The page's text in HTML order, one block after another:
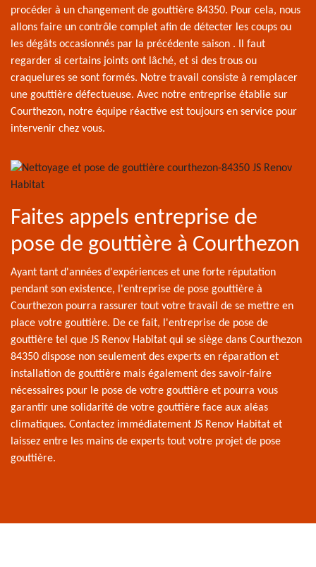
procéder à un changement de gouttière 84350. Pour cela, nous
allons faire un contrôle complet afin de détecter les coups ou
les dégâts occasionnés par la précédente saison . Il faut
regarder si certains joints ont lâché, et si des trous ou
craquelures se sont formés. Notre travail consiste à remplacer
une gouttière défectueuse. Avec notre entreprise établie sur
Courthezon, notre équipe réactive est toujours en service pour
intervenir chez vous.
Faites appels entreprise de
pose de gouttière à Courthezon
Ayant tant d'années d'expériences et une forte réputation
pendant son existence, l'entreprise de pose gouttière à
Courthezon pourra rassurer tout votre travail de se mettre en
place votre gouttière. De ce fait, l'entreprise de pose de
gouttière tel que JS Renov Habitat qui se siège dans Courthezon
84350 dispose non seulement des experts en réparation et
installation de gouttière mais également des savoir-faire
nécessaires pour le pose de votre gouttière et pourra vous
garantir une solidarité de votre gouttière face aux aléas
climatiques. Contactez immédiatement JS Renov Habitat et
laissez entre les mains de experts tout votre projet de pose
gouttière.